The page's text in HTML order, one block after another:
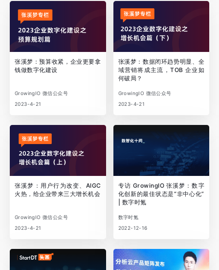
张溪梦：预算收紧，企业更要拿
钱做数字化建设
GrowingIO 微信公众号
2023-4-21
张溪梦：数据闭环趋势明显、全
域营销将成主流，TOB 企业如
何破局？
GrowingIO 微信公众号
2023-4-21
张溪梦：用户行为改变、AIGC
火热，给企业带来三大增长机会
GrowingIO 微信公众号
2023-4-21
专访 GrowingIO 张溪梦：数字
化创新的最佳状态是“非中心化”
| 数字时氪
数字时氪
2022-12-16